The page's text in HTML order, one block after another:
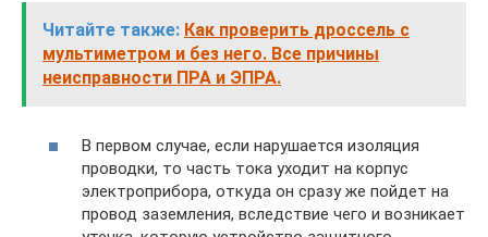
Читайте также: Как проверить дроссель с
мультиметром и без него. Все причины
неисправности ПРА и ЭПРА.
В первом случае, если нарушается изоляция
проводки, то часть тока уходит на корпус
электроприбора, откуда он сразу же пойдет на
провод заземления, вследствие чего и возникает